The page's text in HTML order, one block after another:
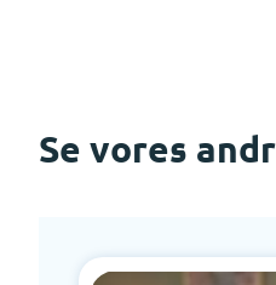
Se vores